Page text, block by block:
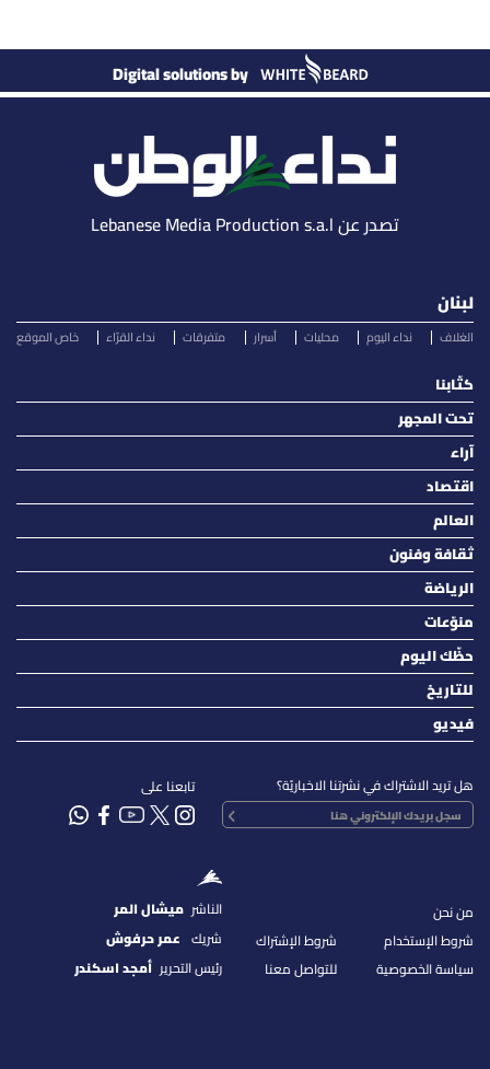
Digital solutions by
تصدر عن Lebanese Media Production s.a.l
لبنان
الغلاف نداء اليوم محليات أسرار متفرقات نداء القرّاء خاص الموقع
كتّابنا
تحت المجهر
آراء
اقتصاد
العالم
ثقافة وفنون
الرياضة
منوّعات
حظّك اليوم
للتاريخ
فيديو
هل تريد الاشتراك في نشرتنا الاخباريّة؟ تابعنا على
من نحن
شروط الإستخدام
سياسة الخصوصية
شروط الإشتراك
للتواصل معنا
الناشر ميشال المر
شريك عمر حرفوش
رئيس التحرير أمجد اسكندر